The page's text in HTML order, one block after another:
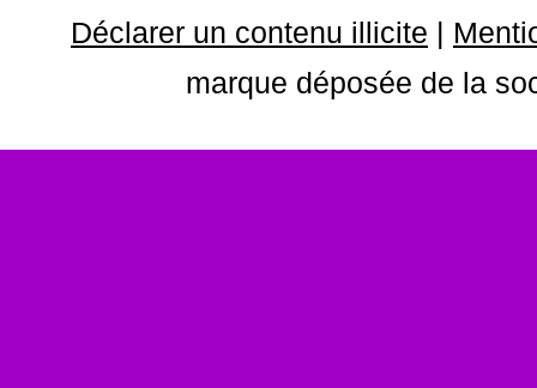
Déclarer un contenu illicite |
marque déposée de la